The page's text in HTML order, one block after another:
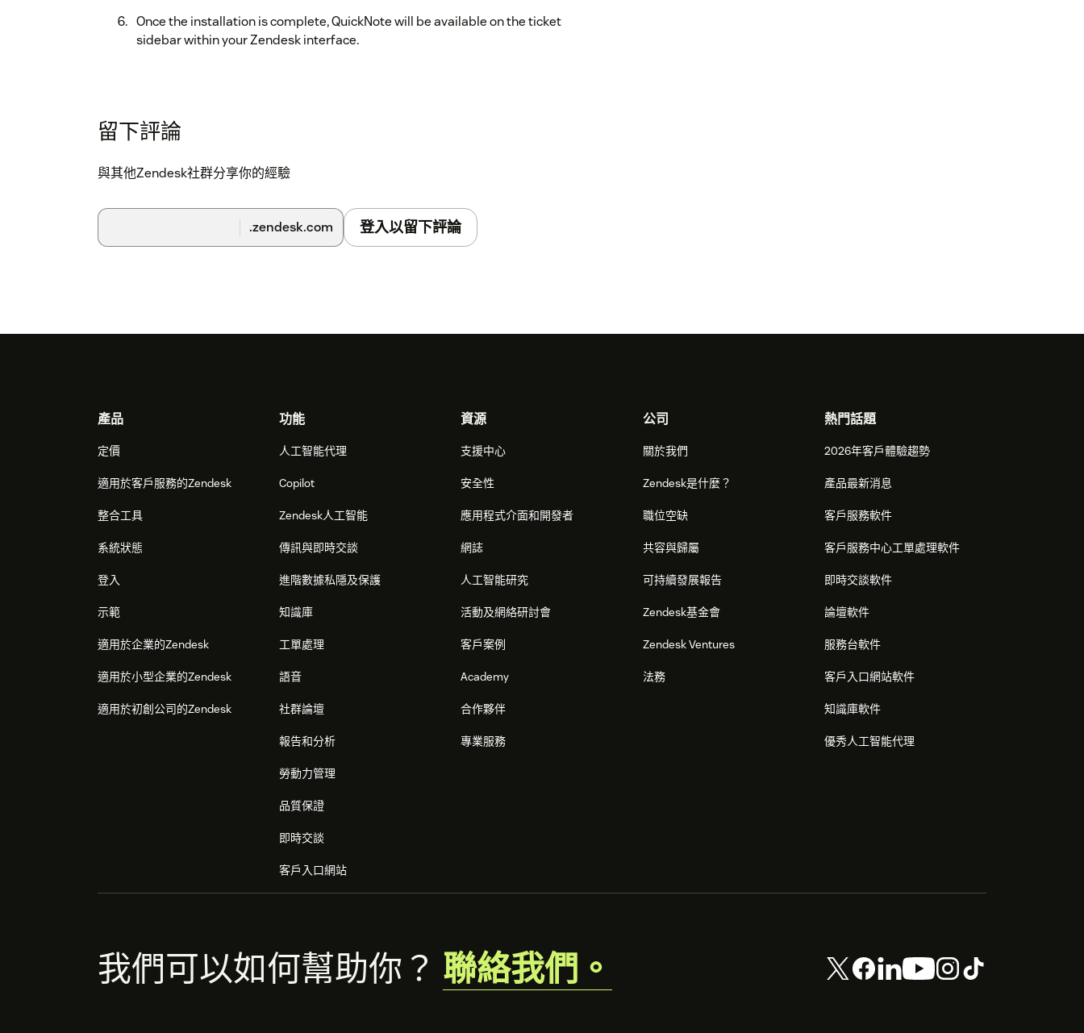
Once the installation is complete, QuickNote will be available on the ticket
sidebar within your Zendesk interface.
留下評論
與其他Zendesk社群分享你的經驗
.zendesk.com 登入以留下評論
Footer產品
定價
適用於客戶服務的Zendesk
整合工具
系統狀態
登入
示範
適用於企業的Zendesk
適用於小型企業的Zendesk
適用於初創公司的Zendesk
功能
人工智能代理
Copilot
Zendesk人工智能
傳訊與即時交談
進階數據私隱及保護
知識庫
工單處理
語音
社群論壇
報告和分析
勞動力管理
品質保證
即時交談
客戶入口網站
資源
支援中心
安全性
應用程式介面和開發者
網誌
人工智能研究
活動及網絡研討會
客戶案例
Academy
合作夥伴
專業服務
公司
關於我們
Zendesk是什麼？
職位空缺
共容與歸屬
可持續發展報告
Zendesk基金會
Zendesk Ventures
法務
熱門話題
2026年客戶體驗趨勢
產品最新消息
客戶服務軟件
客戶服務中心工單處理軟件
即時交談軟件
論壇軟件
服務台軟件
客戶入口網站軟件
知識庫軟件
優秀人工智能代理
我們可以如何幫助你？ 聯絡我們。